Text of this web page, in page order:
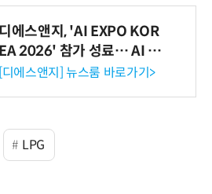
디에스앤지, 'AI EXPO KOR
EA 2026' 참가 성료… AI 전
생애주기 아우르는 통합 솔루
[디에스앤지] 뉴스룸 바로가기>
LPG